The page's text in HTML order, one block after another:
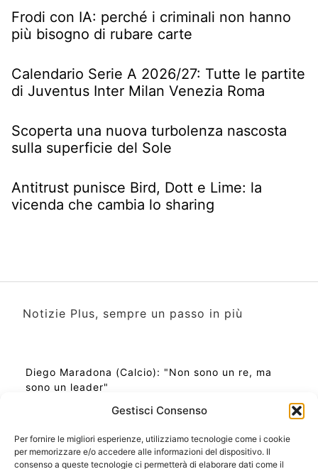
Gestisci Consenso
Per fornire le migliori esperienze, utilizziamo tecnologie come i cookie
per memorizzare e/o accedere alle informazioni del dispositivo. Il
consenso a queste tecnologie ci permetterà di elaborare dati come il
Frodi con IA: perché i criminali non hanno
più bisogno di rubare carte
Calendario Serie A 2026/27: Tutte le partite
di Juventus Inter Milan Venezia Roma
Scoperta una nuova turbolenza nascosta
sulla superficie del Sole
Antitrust punisce Bird, Dott e Lime: la
vicenda che cambia lo sharing
Notizie Plus, sempre un passo in più
Diego Maradona (Calcio): "Non sono un re, ma
sono un leader"
Ora Esatta in Italia in questo momento